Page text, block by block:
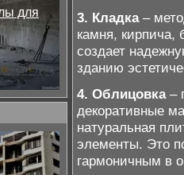
для
3. Кладка–
камня, кирпича,
создает
зданию
4. Облицовка–
декоративные
натуральная
элементы. Это
гармоничным в